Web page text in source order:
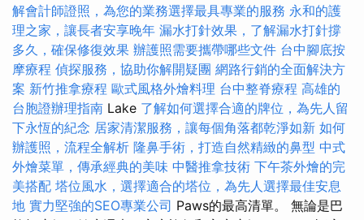
解會計師證照，為您的業務選擇最具專業的服務 永和的護
理之家，讓長者安享晚年 漏水打針效果，了解漏水打針撐
多久，確保修復效果 辦護照需要攜帶哪些文件 台中腳底按
摩療程 偵探服務，協助你解開疑團 網路行銷的全面解決方
案 新竹推拿療程 歐式風格外燴料理 台中整脊療程 高雄的
台胞證辦理指南 Lake 了解如何選擇合適的牌位，為先人留
下永恆的紀念 居家清潔服務，讓每個角落都乾淨如新 如何
辦護照，流程全解析 隆鼻手術，打造自然精緻的鼻型 中式
外燴菜單，傳承經典的美味 中醫推拿技術 下午茶外燴的完
美搭配 塔位風水，選擇適合的塔位，為先人選擇最佳安息
地 實力堅強的SEO專業公司 Paws的最高清單。 無論是巴